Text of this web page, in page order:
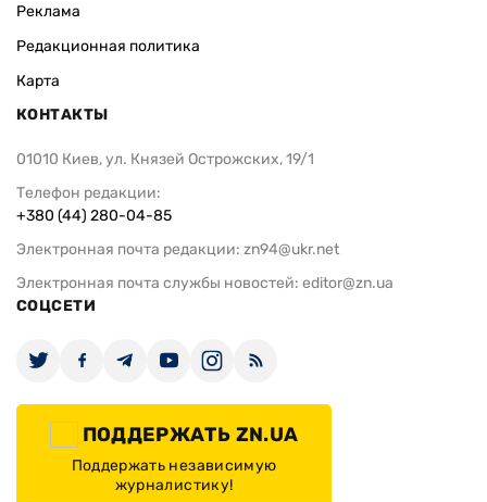
Реклама
Редакционная политика
Карта
КОНТАКТЫ
01010 Киев, ул. Князей Острожских, 19/1
Телефон редакции:
+380 (44) 280-04-85
Электронная почта редакции: zn94@ukr.net
Электронная почта службы новостей: editor@zn.ua
СОЦСЕТИ
ПОДДЕРЖАТЬ ZN.UA
Поддержать независимую
журналистику!